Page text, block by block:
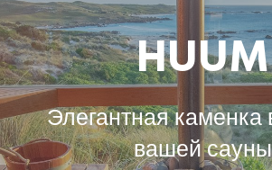
HUUM
Элегантная каменка
вашей сауны